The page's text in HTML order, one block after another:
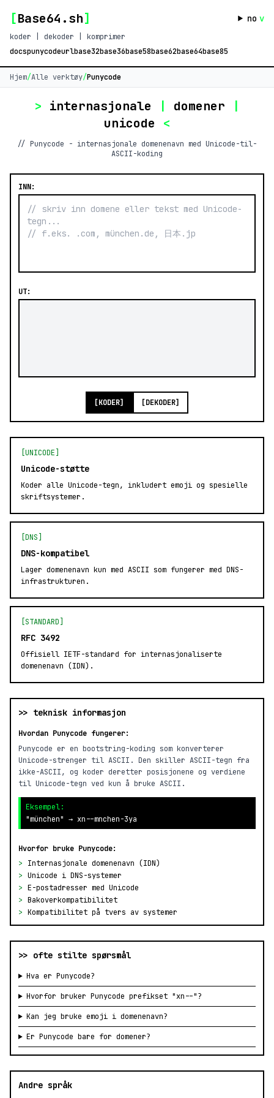
[Base64.sh] no v
koder | dekoder | komprimer
docspunycodeurlbase32base36base58base62base64base85
Hjem/Alle verktøy/Punycode
> internasjonale | domener
|
unicode <
// Punycode - internasjonale domenenavn med Unicode-til-
ASCII-koding
INN:
UT:
[KODER] [DEKODER]
[UNICODE]
Unicode-støtte
Koder alle Unicode-tegn, inkludert emoji og spesielle
skriftsystemer.
[DNS]
DNS-kompatibel
Lager domenenavn kun med ASCII som fungerer med DNS-
infrastrukturen.
[STANDARD]
RFC 3492
Offisiell IETF-standard for internasjonaliserte
domenenavn (IDN).
>> teknisk informasjon
Hvordan Punycode fungerer:
Punycode er en bootstring-koding som konverterer
Unicode-strenger til ASCII. Den skiller ASCII-tegn fra
ikke-ASCII, og koder deretter posisjonene og verdiene
til Unicode-tegn ved kun å bruke ASCII.
Eksempel:
"münchen" → xn--mnchen-3ya
Hvorfor bruke Punycode:
>
Internasjonale domenenavn (IDN)
> Unicode i DNS-systemer
> E-postadresser med Unicode
> Bakoverkompatibilitet
> Kompatibilitet på tvers av systemer
>> ofte stilte spørsmål
Hva er Punycode?
Hvorfor bruker Punycode prefikset "xn--"?
Kan jeg bruke emoji i domenenavn?
Er Punycode bare for domener?
Andre språk